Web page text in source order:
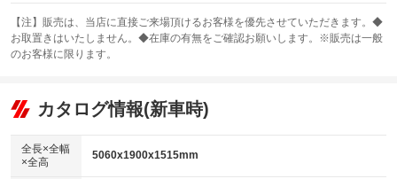
：装備なし
サンルーフ
：装備なし ABS
リフトアップ
：装備なし
：装備なし
パワーウィンドウ
カーナビ：メモリーナビ他
：装備あり
TV：フルセグ
：装備あり
ビジュアル
：装備なし
：装備あり
革シート
【注】販売は、当店に直接ご来場頂けるお客様を優先させていただきます。◆
お取置きはいたしません。◆在庫の有無をご確認お願いします。※販売は一般
のお客様に限ります。
カタログ情報(新車時)
全長×全幅
×全高
5060x1900x1515mm